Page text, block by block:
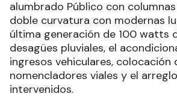
alumbrado Público con
doble curvatura con modernas
última generación de 100 watts
desagües pluviales, el
ingresos vehiculares, colocación
nomencladores viales y el
intervenidos.